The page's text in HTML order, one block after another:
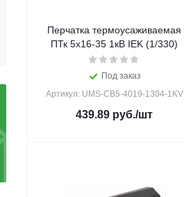
Перчатка термоусаживаемая
ПТк 5х16-35 1кВ IEK (1/330)
Под заказ
Артикул: UMS-CB5-4019-1304-1KV
439.89 руб./шт